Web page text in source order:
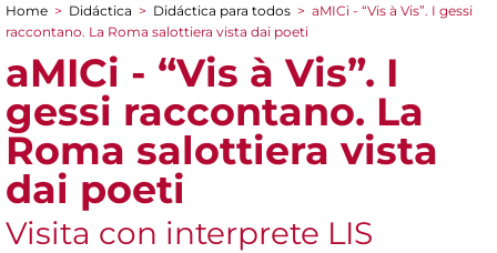
You are here
Home > Didáctica > Didáctica para todos > aMICi - “Vis à Vis”. I gessi
raccontano. La Roma salottiera vista dai poeti
aMICi - “Vis à Vis”. I
gessi raccontano. La
Roma salottiera vista
dai poeti
Visita con interprete LIS